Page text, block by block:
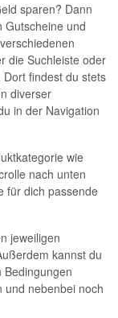
sparen? Dann
Gutscheine und
die Suchleiste oder
findest du stets
diverser
in der Navigation
wie
nach unten
für dich passende
jeweiligen
kannst du
und nebenbei noch